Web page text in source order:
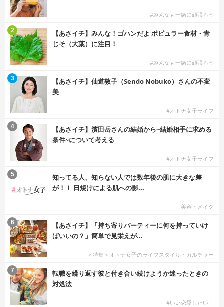
#みんなも一緒に頑張ろう
【あさイチ】みんな！ゴハンだよ ポピュラー食材・青
じそ（大葉）に注目！
#みんなも一緒に頑張ろう
2
【あさイチ】仙道敦子（Sendo Nobuko）さんの不変
美
#オトナ女子ライフ
3
【あさイチ】濱田岳さんの結婚から~結婚相手に求める
条件~について考える
#オトナ女子ライフ
4
知ってる人、知らない人では数年後の肌に大きな差
が！！ 日焼けによる肌への影...
美容・メイク
5
【あさイチ】「持ち寄りパーティーに何を持っていけ
ばいいの？」簡単で見栄えが...
＜特集＞オトナ女子のライフスタイル・カルチャー
6
転職を繰り返す彼と付き合い続けようか迷ったときの
対処法
#いい恋愛したい！
7